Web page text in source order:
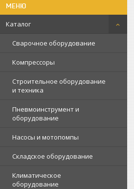
Каталог
Сварочное оборудование
Компрессоры
Строительное оборудование
и техника
Пневмоинструмент и
оборудование
Насосы и мотопомпы
Складское оборудование
Климатическое
оборудование